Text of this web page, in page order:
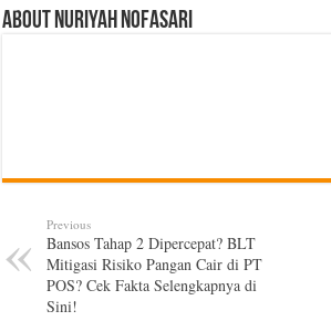
About Nuriyah Nofasari
Previous
Bansos Tahap 2 Dipercepat? BLT
Mitigasi Risiko Pangan Cair di PT
POS? Cek Fakta Selengkapnya di
Sini!